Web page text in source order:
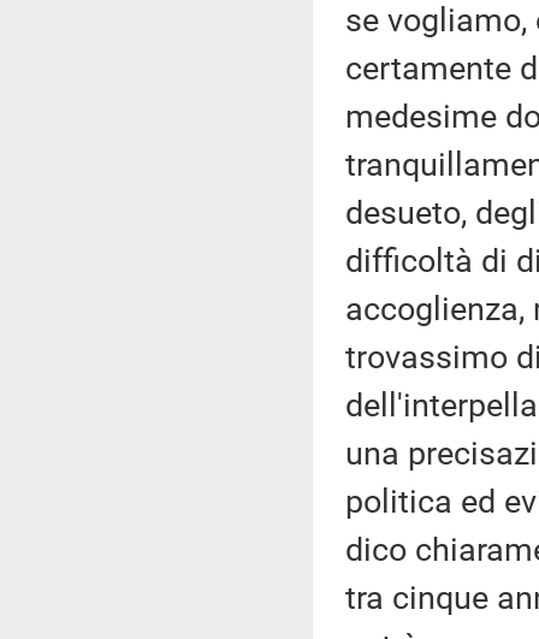
se
certamente
medesime
desueto,
difficoltà di
accoglienza,
trovassimo
una
politica ed
dico
tra cinque